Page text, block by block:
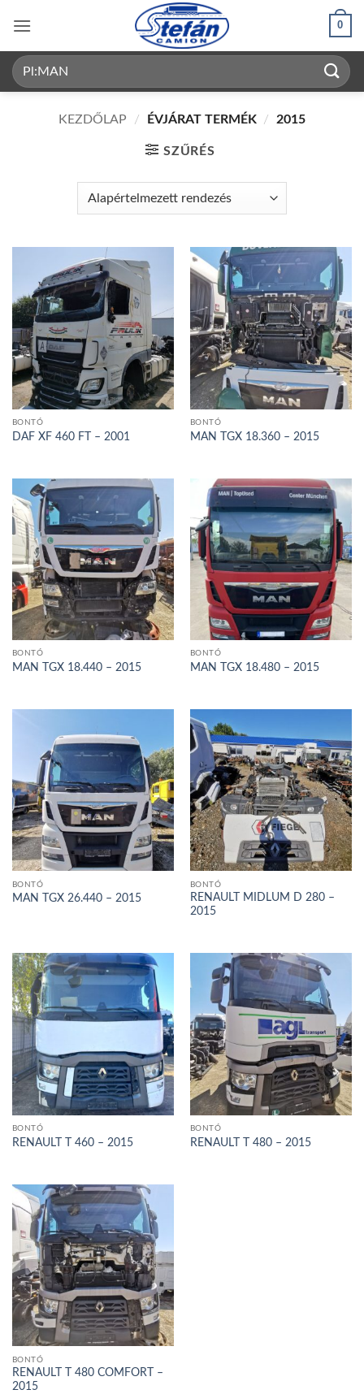
content
0
Keresés
a
KEZDŐLAP / ÉVJÁRAT TERMÉK / 2015
SZŰRÉS
BONTÓ
DAF XF 460 FT – 2001
BONTÓ
MAN TGX 18.360 – 2015
BONTÓ
MAN TGX 18.440 – 2015
BONTÓ
MAN TGX 18.480 – 2015
BONTÓ
MAN TGX 26.440 – 2015
BONTÓ
RENAULT MIDLUM D 280 –
2015
BONTÓ
RENAULT T 460 – 2015
BONTÓ
RENAULT T 480 – 2015
BONTÓ
RENAULT T 480 COMFORT –
2015